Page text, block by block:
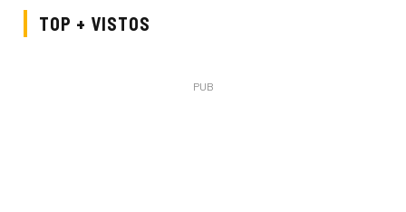
TOP + VISTOS
PUB